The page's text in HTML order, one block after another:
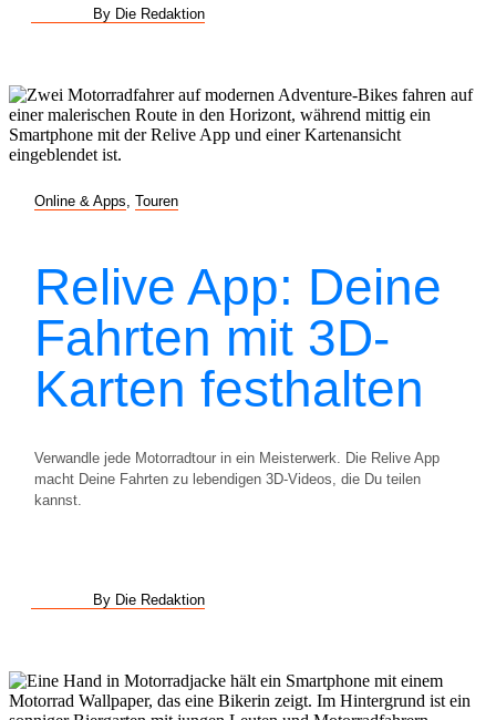
By Die Redaktion
Online & Apps Touren
Relive App: Deine
Fahrten mit 3D-
Karten festhalten
Verwandle jede Motorradtour in ein Meisterwerk. Die Relive App
macht Deine Fahrten zu lebendigen 3D-Videos, die Du teilen
kannst.
By Die Redaktion